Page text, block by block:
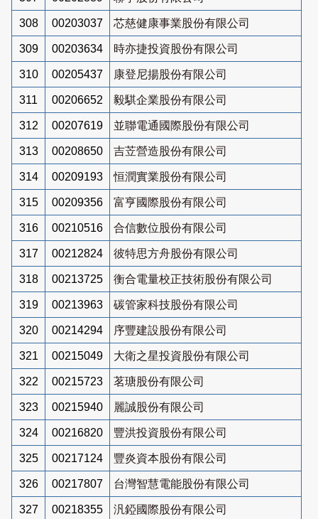
308 00203037 芯慈健康事業股份有限公司
309 00203634 時亦捷投資股份有限公司
310 00205437 康登尼揚股份有限公司
311 00206652 毅騏企業股份有限公司
312 00207619 並聯電通國際股份有限公司
313 00208650 吉苙營造股份有限公司
314 00209193 恒潤實業股份有限公司
315 00209356 富亨國際股份有限公司
316 00210516 合信數位股份有限公司
317 00212824 彼特思方舟股份有限公司
318 00213725 衡合電量校正技術股份有限公司
319 00213963 碳管家科技股份有限公司
320 00214294 序豐建設股份有限公司
321 00215049 大衛之星投資股份有限公司
322 00215723 茗瑭股份有限公司
323 00215940 麗誠股份有限公司
324 00216820 豐洪投資股份有限公司
325 00217124 豐炎資本股份有限公司
326 00217807 台灣智慧電能股份有限公司
327 00218355 汎錏國際股份有限公司